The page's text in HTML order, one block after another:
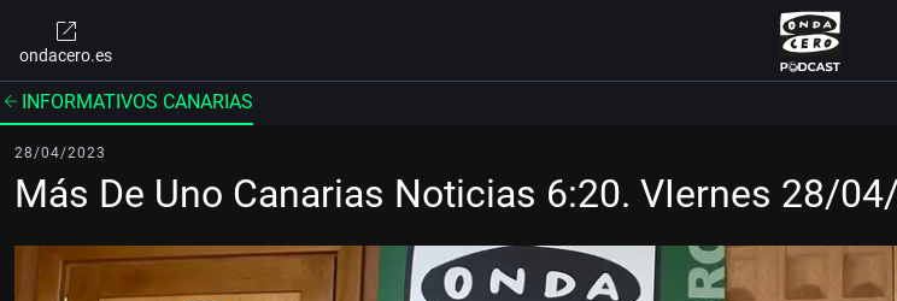
ondacero.es
INFORMATIVOS CANARIAS
28/04/2023
Más De Uno Canarias Noticias 6:20. VIernes 28/